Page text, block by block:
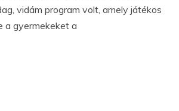
vidám program volt, amely játékos
a gyermekeket a